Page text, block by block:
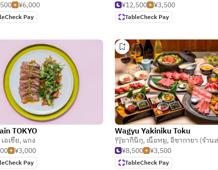
¥6,000
Pay
¥12,500
¥3,500
TableCheck Pay
TOKYO
เอเชีย, แกง
¥3,000
Pay
Wagyu Yakiniku Toku
ยากินิกุ, เนื้อหมู, อิซากายา (ร้านเหล้า
¥8,500
¥3,500
TableCheck Pay